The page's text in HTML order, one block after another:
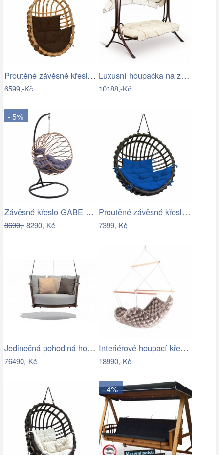
Proutěné závěsné křeslo Lena, přírodní…
6599,-Kč
Luxusní houpačka na zahradu - VGD
10188,-Kč
- 5%
Závěsné křeslo GABE Tempo Kondela
8690,-8290,-Kč
Proutěné závěsné křeslo Elis, hnědý rám…
7399,-Kč
Jedinečná pohodlná houpačka - TS
76490,-Kč
Interiérové houpací křeslo Swingy In…
18990,-Kč
- 4%